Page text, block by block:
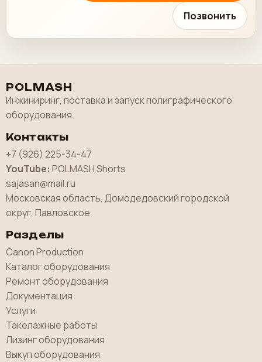
Позвонить
POLMASH
Инжиниринг, поставка и запуск полиграфического
оборудования.
Контакты
+7 (926) 225-34-47
YouTube: POLMASH Shorts
sajasan@mail.ru
Московская область, Домодедовский городской
округ, Павловское
Разделы
Canon Production
Каталог оборудования
Ремонт оборудования
Документация
Услуги
Такелажные работы
Лизинг оборудования
Выкуп оборудования